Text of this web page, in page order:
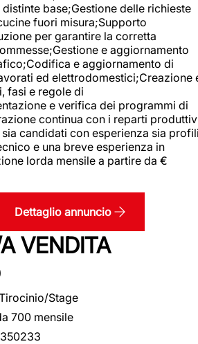
base;Gestione delle richieste
fuori misura;Supporto
per garantire la corretta
e aggiornamento
e aggiornamento di
ed elettrodomestici;Creazione
fasi e regole di
e verifica dei programmi di
continua con i reparti
candidati con esperienza sia
e una breve esperienza in
lorda mensile a partire da €
Dettaglio annuncio
VENDITA
Stage
700 mensile
350233